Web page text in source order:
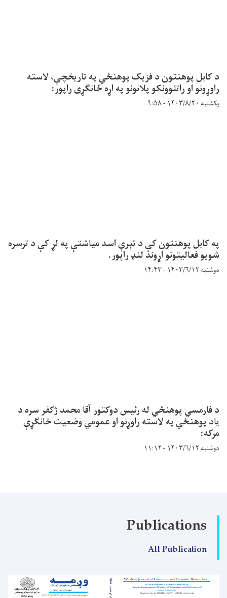
د کابل پوهنتون د فزیک پوهنځي په تاریخچې، لاسته
راوړونو او راتلوونکو پلانونو په اړه ځانګړی راپور:
یکشنبه ۱۴۰۳/۸/۲۰ - ۹:۵۸
په کابل پوهنتون کې د تېرې اسد میاشتې په لړ کې د ترسره
شویو فعالیتونو اړوند لنډ راپور.
دوشنبه ۱۴۰۳/۶/۱۲ - ۱۴:۴۳
د فارمسي پوهنځي له رئیس دوکتور آقا محمد ژکفر سره د
یاد پوهنځي په لاسته راوړنو او عمومي وضعیت ځانګړې
مرکه:
دوشنبه ۱۴۰۳/۶/۱۲ - ۱۱:۱۲
Publications
All Publication